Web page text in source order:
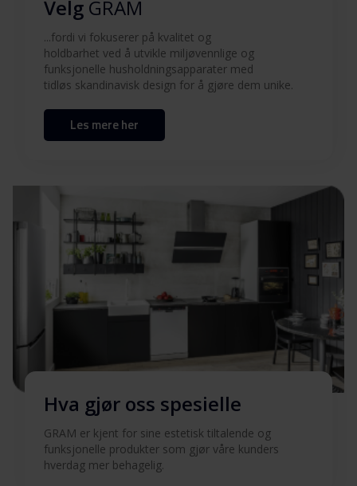
Brukermanual (EN)
Produktbilde CI 55050 V
Produktbilde CI 55050 V
Velg GRAM
...fordi vi fokuserer på kvalitet og
holdbarhet ved å utvikle miljøvennlige og
funksjonelle husholdningsapparater med
tidløs skandinavisk design for å gjøre dem unike.
Les mere her
Hva gjør oss spesielle
GRAM er kjent for sine estetisk tiltalende og
funksjonelle produkter som gjør våre kunders
hverdag mer behagelig.